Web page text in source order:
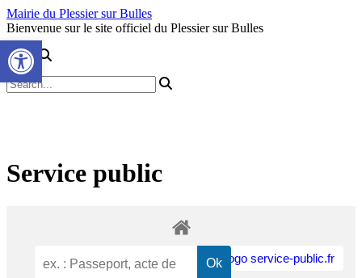
Skip
to
content
Mairie du Plessier sur Bulles
Bienvenue sur le site officiel du Plessier sur Bulles
Service public
Ouvrir la barre d’outils